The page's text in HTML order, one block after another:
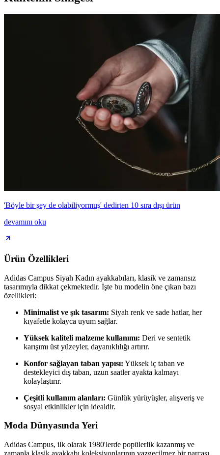
'Böyle bir şey de olabiliyormuş' dedirten 10 sıra dışı ürün
devamını oku
Ürün Özellikleri
Adidas Campus Siyah Kadın ayakkabıları, klasik ve zamansız
tasarımıyla dikkat çekmektedir. İşte bu modelin öne çıkan bazı
özellikleri:
Minimalist ve şık tasarım: Siyah renk ve sade hatlar, her
kıyafetle kolayca uyum sağlar.
Yüksek kaliteli malzeme kullanımı: Deri ve sentetik
karışımı üst yüzeyler, dayanıklılığı artırır.
Konfor sağlayan taban yapısı: Yüksek iç taban ve
destekleyici dış taban, uzun saatler ayakta kalmayı
kolaylaştırır.
Çeşitli kullanım alanları: Günlük yürüyüşler, alışveriş ve
sosyal etkinlikler için idealdir.
Moda Dünyasında Yeri
Adidas Campus, ilk olarak 1980'lerde popülerlik kazanmış ve
zamanla klasik ayakkabı koleksiyonlarının vazgeçilmez bir parçası